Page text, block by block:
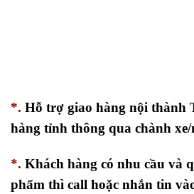
*. Hỗ trợ giao hàng nội thành
hàng tỉnh thông qua chành
*. Khách hàng có nhu cầu và
phẩm thì call hoặc nhắn tin